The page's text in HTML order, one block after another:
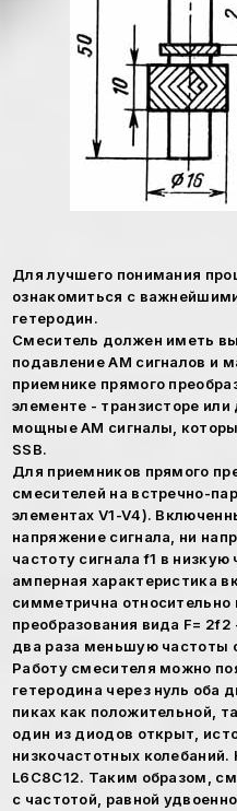
Для лучшего понимания
ознакомиться с
гетеродин.
Смеситель должен иметь
подавление AM сигналов
приемнике прямого
элементе - транзисторе
мощные AM сигналы,
SSB.
Для приемников прямого
смесителей на встречно-
элементах V1-V4).
напряжение сигнала, ни
частоту сигнала f1 в
амперная характеристика
симметрична
преобразования вида F=
два раза меньшую частоты
Работу смесителя можно
гетеродина через нуль оба
пиках как положительной,
один из диодов открыт,
низкочастотных
L6C8C12. Таким образом,
с частотой, равной